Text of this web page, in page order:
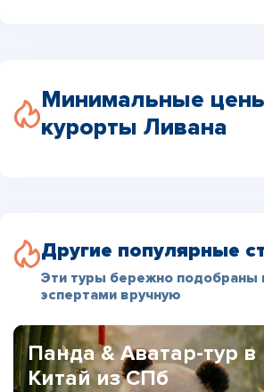
Минимальные
курорты Ливана
Другие популярные
Эти туры бережно подобраны
эспертами вручную
Панда & Аватар-тур в
Китай из СПб